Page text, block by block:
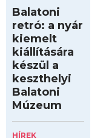
Balatoni
retró: a nyár
kiemelt
kiállítására
készül a
keszthelyi
Balatoni
Múzeum
HÍREK